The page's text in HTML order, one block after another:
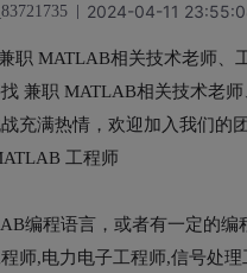
2024-04-11
职 MATLAB相关技术老师、
兼职 MATLAB相关技术老
充满热情，欢迎加入我们的
工程师
编程语言，或者有一定的编
师,电力电子工程师,信号处